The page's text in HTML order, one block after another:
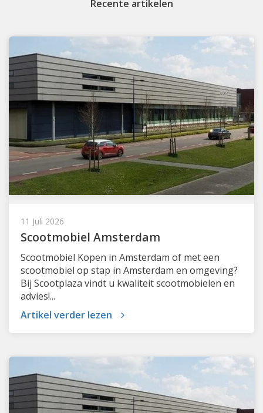
Recente artikelen
11 Juli 2026
Scootmobiel Amsterdam
Scootmobiel Kopen in Amsterdam of met een
scootmobiel op stap in Amsterdam en omgeving?
Bij Scootplaza vindt u kwaliteit scootmobielen en
advies!...
Artikel verder lezen